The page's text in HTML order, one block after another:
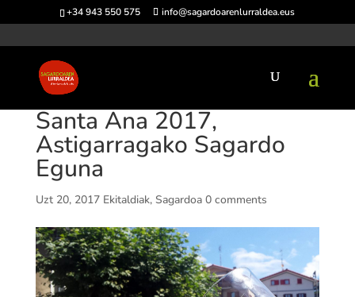
+34 943 550 575 info@sagardoarenlurraldea.eus
Santa Ana 2017,
Astigarragako Sagardo
Eguna
Uzt 20, 2017 Ekitaldiak, Sagardoa 0 comments